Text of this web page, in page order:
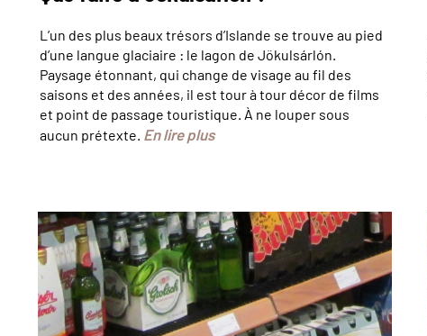
L’un des plus beaux trésors d’Islande se trouve au pied
d’une langue glaciaire : le lagon de Jökulsárlón.
Paysage étonnant, qui change de visage au fil des
saisons et des années, il est tour à tour décor de films
et point de passage touristique. À ne louper sous
aucun prétexte. En lire plus